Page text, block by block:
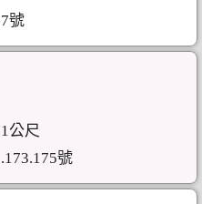
號
公尺
號